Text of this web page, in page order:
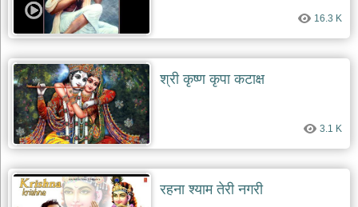
16.3 K
श्री कृष्ण कृपा कटाक्ष
3.1 K
रहना श्याम तेरी नगरी